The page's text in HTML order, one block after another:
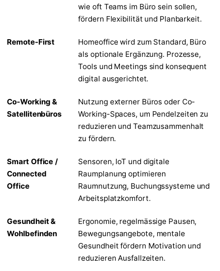
wie oft Teams im Büro sein sollen,
fördern Flexibilität und Planbarkeit.
Remote-First
Homeoffice wird zum Standard, Büro
als optionale Ergänzung. Prozesse,
Tools und Meetings sind konsequent
digital ausgerichtet.
Co-Working &
Satellitenbüros
Nutzung externer Büros oder Co-
Working-Spaces, um Pendelzeiten zu
reduzieren und Teamzusammenhalt
zu fördern.
Smart Office /
Connected
Office
Sensoren, IoT und digitale
Raumplanung optimieren
Raumnutzung, Buchungssysteme und
Arbeitsplatzkomfort.
Gesundheit &
Wohlbefinden
Ergonomie, regelmässige Pausen,
Bewegungsangebote, mentale
Gesundheit fördern Motivation und
reduzieren Ausfallzeiten.